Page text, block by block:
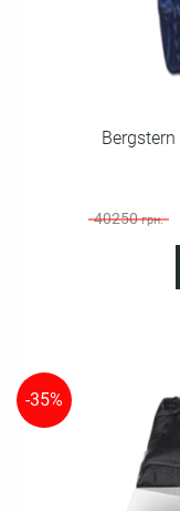
40250грн.
-35%